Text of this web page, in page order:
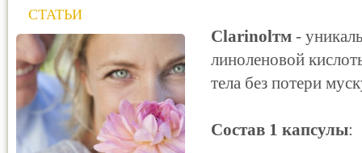
Clarinolтм -
линоленовой
тела без потери
Состав 1 капсулы:
СТАТЬИ